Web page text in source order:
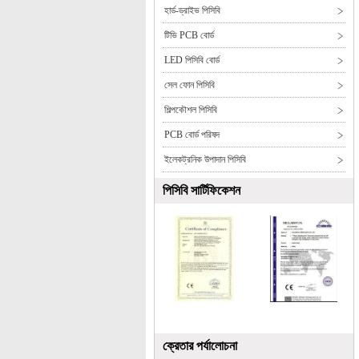
হার্ড-ড্রাইভ পিসিবি
টিভি PCB বোর্ড
LED পিসিবি বোর্ড
সেল ফোন পিসিবি
শিল্পকৌশল পিসিবি
PCB বোর্ড পরিষদ
ইলেকট্রনিক উপাদান পিসিবি
পিসিবি সার্টিফিকেশন
ক্রেতার পর্যালোচনা